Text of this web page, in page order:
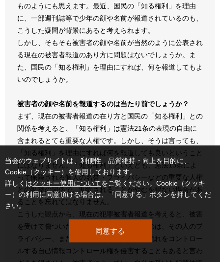
ものようにも思えます。最近、国民の「知る権利」を理由
に、一部週刊誌等で少年の顔や名前が報道されているのも、
こうした疑問が背景にあると考えられます。
しかし、そもそも被害者の顔や名前が当然のように公表され
る現在の被害者報道のあり方に問題はないでしょうか。ま
た、国民の「知る権利」を理由にすれば、何を報道してもよ
いのでしょうか。
被害者の顔や名前を報道するのは当たり前でしょうか？
まず、現在の被害者報道の在り方と国民の「知る権利」との
関係を考えると、「知る権利」は憲法21条の表現の自由に
含まれるとても重要な人権です。しかし、そうは言っても、
「知る権利」を理由にすれば何を報道しても良いということ
にはなりません。「知る権利」といえども、憲法13条によ
って保障される個人の名誉・プライバシーなどの重要な人権
との調整の関係で、制約されることがやむを得ない場合があ
ることを忘れてはなりません。
こうした観点から、現在の犯罪被害者報道を考えると、被害
を受けて傷ついた人の名前や顔を報道するのは、その人のプ
ライバシー、また自分自身で自分の情報の流れをコントロー
ルする自己情報コントロール権を侵害することもあると言わ
当会のウェブサイトは、利便性、品質維持・向上を目的に、
Cookie（クッキー）を使用しております。
詳しくはクッキー使用についてをご覧ください。Cookie（クッキ
ー）の利用に同意頂ける場合は、「同意する」ボタンを押してくだ
さい。
同意する